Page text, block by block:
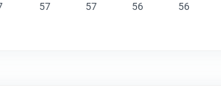
57 57 56 56